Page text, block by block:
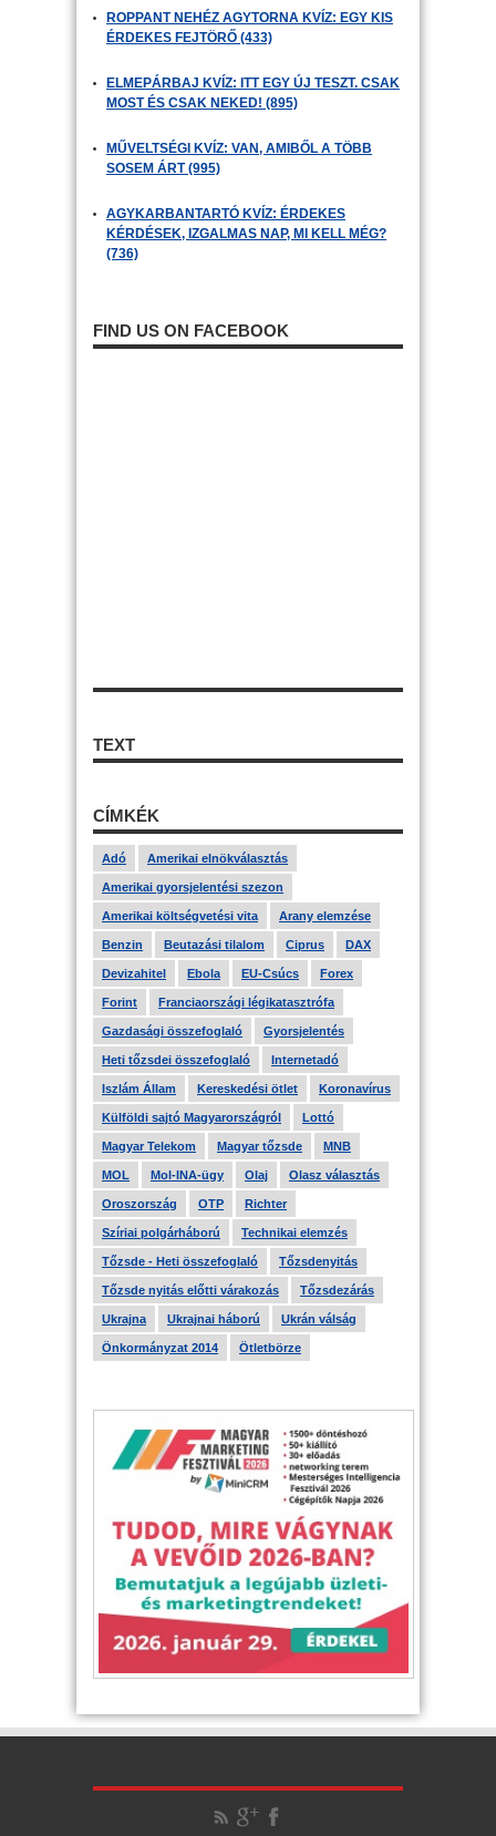
ROPPANT NEHÉZ AGYTORNA KVÍZ: EGY KIS
ÉRDEKES FEJTÖRŐ (433)
ELMEPÁRBAJ KVÍZ: ITT EGY ÚJ TESZT. CSAK
MOST ÉS CSAK NEKED! (895)
MŰVELTSÉGI KVÍZ: VAN, AMIBŐL A TÖBB
SOSEM ÁRT (995)
AGYKARBANTARTÓ KVÍZ: ÉRDEKES
KÉRDÉSEK, IZGALMAS NAP, MI KELL MÉG?
(736)
FIND US ON FACEBOOK
TEXT
CÍMKÉK
Adó Amerikai elnökválasztás
Amerikai gyorsjelentési szezon
Amerikai költségvetési vita Arany elemzése
Benzin Beutazási tilalom Ciprus DAX
Devizahitel Ebola EU-Csúcs Forex
Forint Franciaországi légikatasztrófa
Gazdasági összefoglaló Gyorsjelentés
Heti tőzsdei összefoglaló Internetadó
Iszlám Állam Kereskedési ötlet Koronavírus
Külföldi sajtó Magyarországról Lottó
Magyar Telekom Magyar tőzsde MNB
MOL Mol-INA-ügy Olaj Olasz választás
Oroszország OTP Richter
Szíriai polgárháború Technikai elemzés
Tőzsde - Heti összefoglaló Tőzsdenyitás
Tőzsde nyitás előtti várakozás Tőzsdezárás
Ukrajna Ukrajnai háború Ukrán válság
Önkormányzat 2014 Ötletbörze